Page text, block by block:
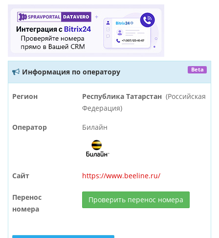
Информация по оператору Beta
Регион Республика Татарстан (Российская
Федерация)
Оператор Билайн
Сайт https://www.beeline.ru/
Перенос
номера
Проверить перенос номера